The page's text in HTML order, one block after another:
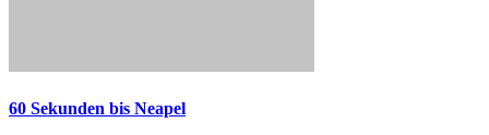
60 Sekunden bis Neapel